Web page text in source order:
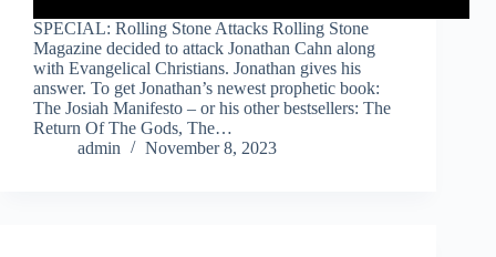
SPECIAL: Rolling Stone Attacks Rolling Stone
Magazine decided to attack Jonathan Cahn along
with Evangelical Christians. Jonathan gives his
answer. To get Jonathan’s newest prophetic book:
The Josiah Manifesto – or his other bestsellers: The
Return Of The Gods, The…
admin
November 8, 2023